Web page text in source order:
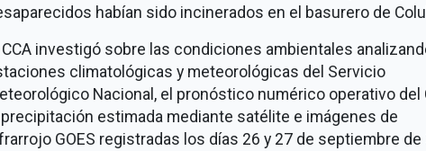
habían sido incinerados en el basurero de
CCA investigó sobre las condiciones ambientales
climatológicas y meteorológicas del Servicio
Nacional, el pronóstico numérico operativo del
precipitación estimada mediante satélite e imágenes de
GOES registradas los días 26 y 27 de septiembre de